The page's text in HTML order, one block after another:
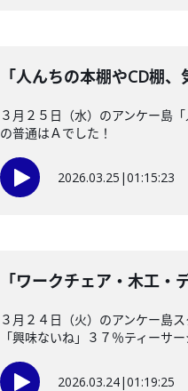
「人んちの本棚やCD棚、
３月２５日（水）のアンケー島
の普通はＡでした！
2026.03.25 |01:15:23
「ワークチェア・木工・
３月２４日（火）のアンケー島
「興味ないね」３７％ティーサ
2026.03.24|01:19:25